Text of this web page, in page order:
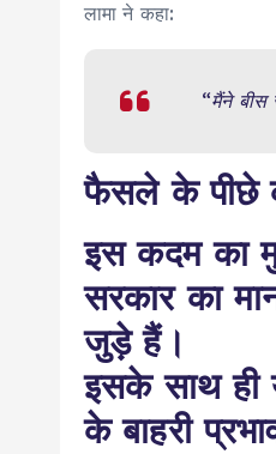
लामा ने कहा:
“मैंने बीस
फैसले के पीछे
इस कदम का
सरकार का
जुड़े हैं।
इसके साथ ही
के बाहरी